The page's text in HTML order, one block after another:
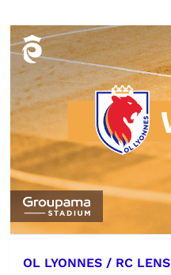
OL LYONNES / RC LENS